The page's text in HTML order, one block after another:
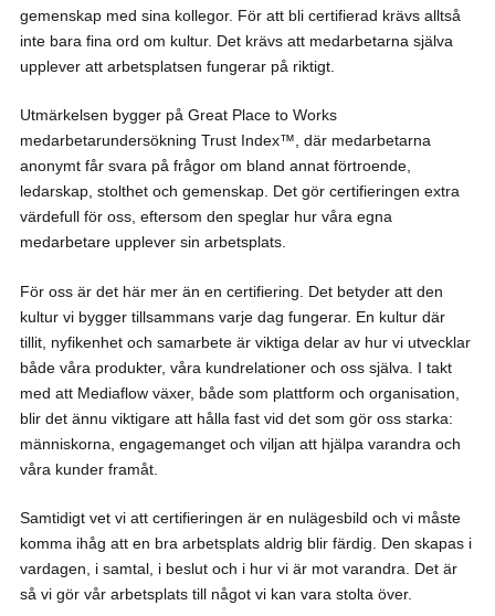
gemenskap med sina kollegor. För att bli certifierad krävs alltså
inte bara fina ord om kultur. Det krävs att medarbetarna själva
upplever att arbetsplatsen fungerar på riktigt.
Utmärkelsen bygger på Great Place to Works
medarbetarundersökning Trust Index™, där medarbetarna
anonymt får svara på frågor om bland annat förtroende,
ledarskap, stolthet och gemenskap. Det gör certifieringen extra
värdefull för oss, eftersom den speglar hur våra egna
medarbetare upplever sin arbetsplats.
För oss är det här mer än en certifiering. Det betyder att den
kultur vi bygger tillsammans varje dag fungerar. En kultur där
tillit, nyfikenhet och samarbete är viktiga delar av hur vi utvecklar
både våra produkter, våra kundrelationer och oss själva. I takt
med att Mediaflow växer, både som plattform och organisation,
blir det ännu viktigare att hålla fast vid det som gör oss starka:
människorna, engagemanget och viljan att hjälpa varandra och
våra kunder framåt.
Samtidigt vet vi att certifieringen är en nulägesbild och vi måste
komma ihåg att en bra arbetsplats aldrig blir färdig. Den skapas i
vardagen, i samtal, i beslut och i hur vi är mot varandra. Det är
så vi gör vår arbetsplats till något vi kan vara stolta över.